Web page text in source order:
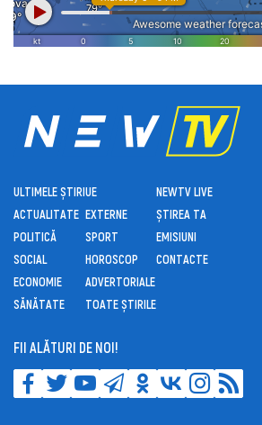
ULTIMELE ȘTIRI
ACTUALITATE
POLITICĂ
SOCIAL
ECONOMIE
SĂNĂTATE
UE
EXTERNE
SPORT
HOROSCOP
ADVERTORIALE
TOATE ȘTIRILE
NEWTV LIVE
ȘTIREA TA
EMISIUNI
CONTACTE
FII ALĂTURI DE NOI!